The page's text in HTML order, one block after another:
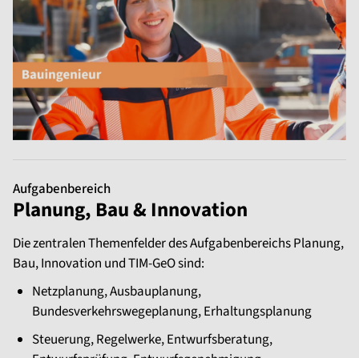
Aufgabenbereich
Planung, Bau & Innovation
Die zentralen Themenfelder des Aufgabenbereichs Planung,
Bau, Innovation und TIM-GeO sind:
Netzplanung, Ausbauplanung,
Bundesverkehrswegeplanung, Erhaltungsplanung
Steuerung, Regelwerke, Entwurfsberatung,